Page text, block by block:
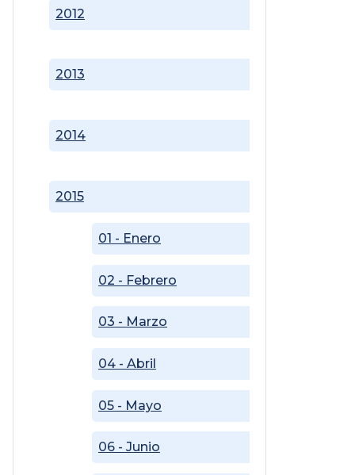
2012
2013
2014
2015
01 - Enero
02 - Febrero
03 - Marzo
04 - Abril
05 - Mayo
06 - Junio